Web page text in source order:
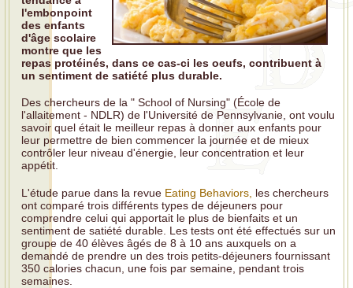
l'embonpoint
des enfants
d'âge scolaire
montre que les
repas protéinés, dans ce cas-ci les oeufs, contribuent à
un sentiment de satiété plus durable.
Des chercheurs de la " School of Nursing" (École de
l'allaitement - NDLR) de l'Université de Pennsylvanie, ont voulu
savoir quel était le meilleur repas à donner aux enfants pour
leur permettre de bien commencer la journée et de mieux
contrôler leur niveau d'énergie, leur concentration et leur
appétit.
L'étude parue dans la revue Eating Behaviors, les chercheurs
ont comparé trois différents types de déjeuners pour
comprendre celui qui apportait le plus de bienfaits et un
sentiment de satiété durable. Les tests ont été effectués sur un
groupe de 40 élèves âgés de 8 à 10 ans auxquels on a
demandé de prendre un des trois petits-déjeuners fournissant
350 calories chacun, une fois par semaine, pendant trois
semaines.